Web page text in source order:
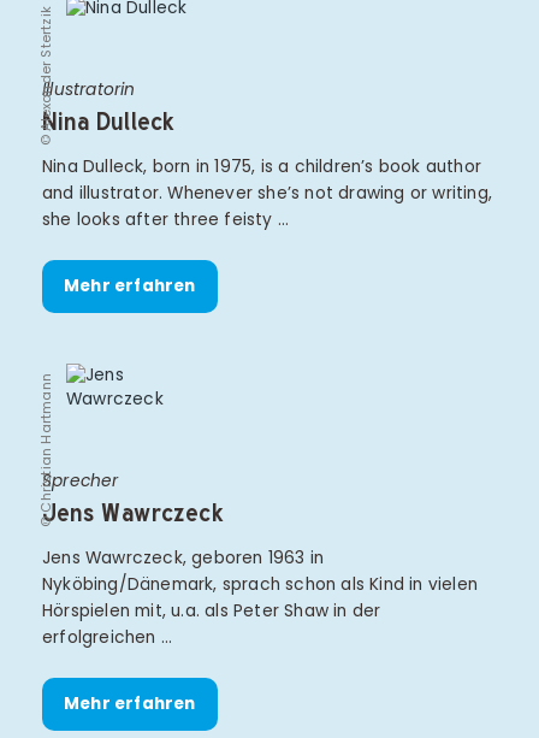
© Alexander Stertzik
Illustratorin
Nina Dulleck
Nina Dulleck, born in 1975, is a children’s book author
and illustrator. Whenever she’s not drawing or writing,
she looks after three feisty …
Mehr erfahren
© Christian Hartmann
Sprecher
Jens Wawrczeck
Jens Wawrczeck, geboren 1963 in
Nyköbing/Dänemark, sprach schon als Kind in vielen
Hörspielen mit, u.a. als Peter Shaw in der
erfolgreichen …
Mehr erfahren